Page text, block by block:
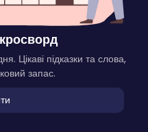
Цікаві підказки та слова,
запас.